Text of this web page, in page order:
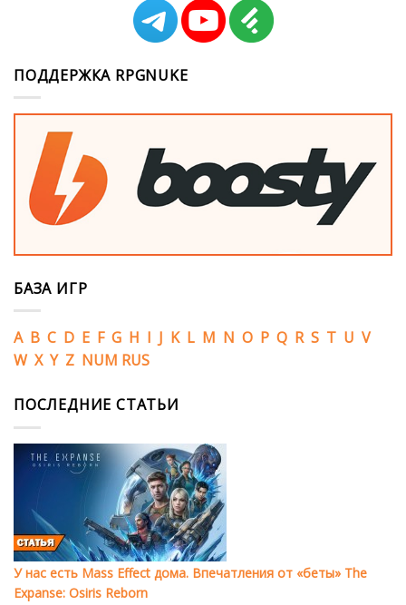
ПОДДЕРЖКА RPGNUKE
БАЗА ИГР
A B C D E F G H I J K L M N O P Q R S T U V
W X Y Z NUM RUS
ПОСЛЕДНИЕ СТАТЬИ
У нас есть Mass Effect дома. Впечатления от «беты» The
Expanse: Osiris Reborn